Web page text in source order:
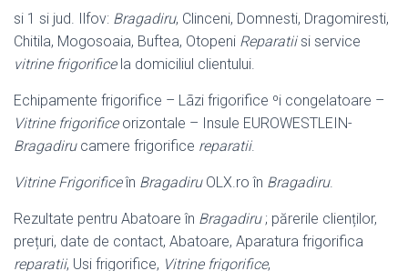
si 1 si jud. Ilfov: Bragadiru, Clinceni, Domnesti, Dragomiresti,
Chitila, Mogosoaia, Buftea, Otopeni Reparatiisi service
vitrine frigorificela domiciliul clientului.
Echipamente frigorifice – Lãzi frigorifice ºi congelatoare –
Vitrine frigorificeorizontale – Insule EUROWESTLEIN-
Bragadirucamere frigorifice reparatii.
Vitrine Frigorificeîn BragadiruOLX.ro în Bragadiru.
Rezultate pentru Abatoare în Bragadiru; părerile clienților,
prețuri, date de contact, Abatoare, Aparatura frigorifica
reparatii, Usi frigorifice, Vitrine frigorifice,